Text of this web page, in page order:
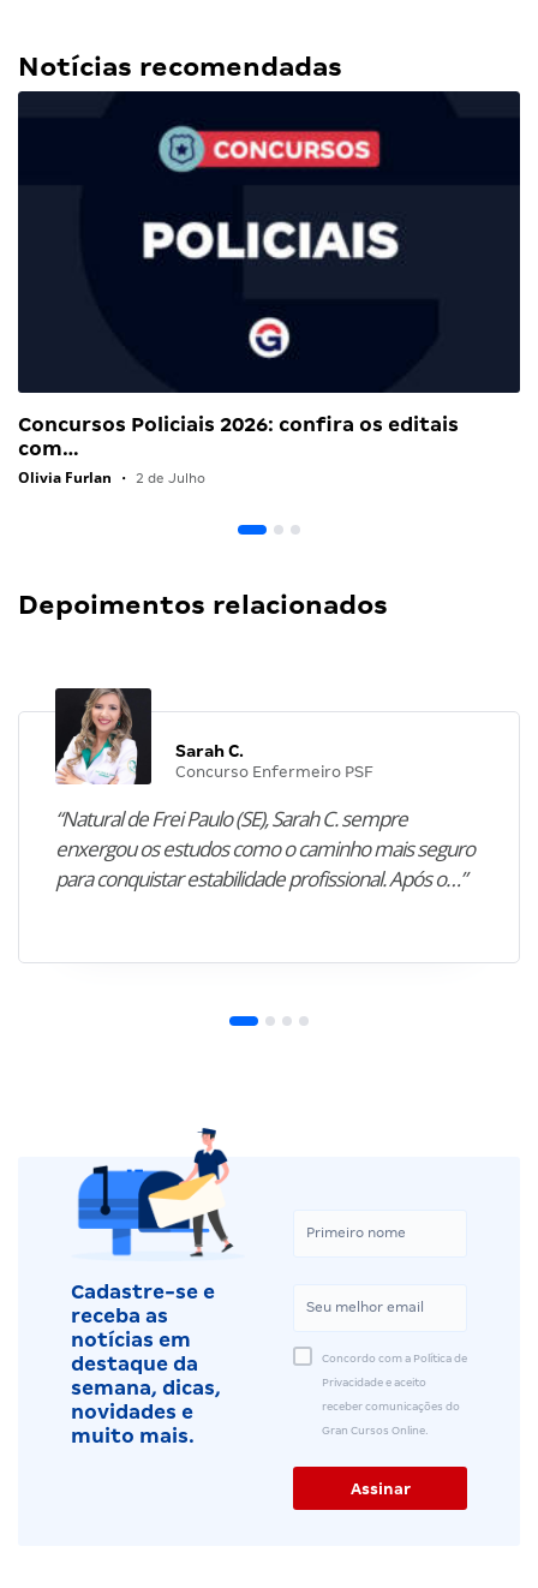
Notícias recomendadas
Concursos Policiais 2026: confira os editais
com…
Olivia Furlan • 2 de Julho
Depoimentos relacionados
Sarah C.
Concurso Enfermeiro PSF
“Natural de Frei Paulo (SE), Sarah C. sempre
enxergou os estudos como o caminho mais seguro
para conquistar estabilidade profissional. Após o…”
Cadastre-se e
receba as
notícias em
destaque da
semana, dicas,
novidades e
muito mais.
Concordo com a Política de
Privacidade e aceito
receber comunicações do
Gran Cursos Online.